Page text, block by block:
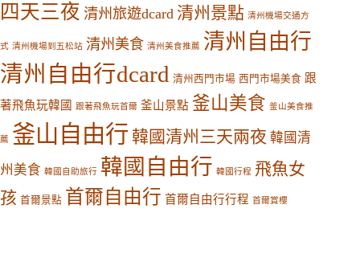
四天三夜 清州旅遊dcard 清州景點 清州機場交通方
式 清州機場到五松站 清州美食 清州美食推薦 清州自由行
清州自由行dcard 清州西門市場 西門市場美食 跟
著飛魚玩韓國 跟著飛魚玩首爾 釜山景點 釜山美食 釜山美食推
薦 釜山自由行 韓國清州三天兩夜 韓國清
州美食 韓國自助旅行 韓國自由行 韓國行程 飛魚女
孩 首爾景點 首爾自由行 首爾自由行行程 首爾賞櫻